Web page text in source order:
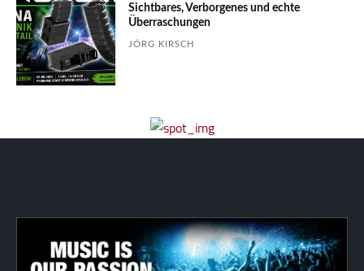
Sichtbares, Verborgenes und echte
Überraschungen
JÖRG KIRSCH